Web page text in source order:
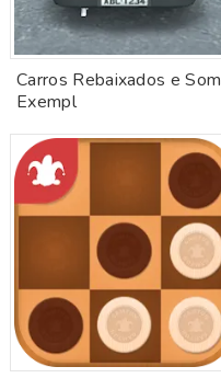
Carros Rebaixados e Som
Exempl